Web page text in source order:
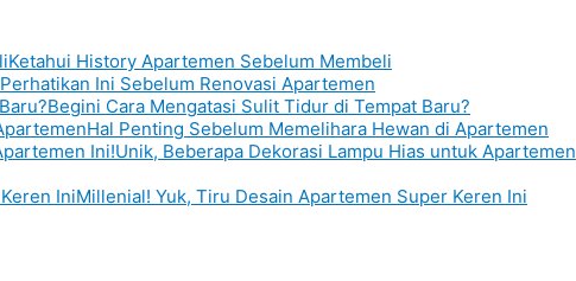
Ketahui History Apartemen Sebelum Membeli
Perhatikan Ini Sebelum Renovasi Apartemen
Begini Cara Mengatasi Sulit Tidur di Tempat Baru?
Hal Penting Sebelum Memelihara Hewan di Apartemen
Unik, Beberapa Dekorasi Lampu Hias untuk Apartemen
Millenial! Yuk, Tiru Desain Apartemen Super Keren Ini